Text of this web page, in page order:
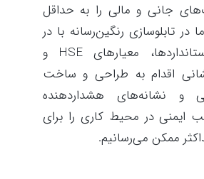
جانی و مالی را به حداقل
در تابلوسازی رنگین‌رسانه با در
نظر گرفتن استانداردها، معیارهای HSE و
اقدام به طراحی و ساخت
و نشانه‌های هشداردهنده
ایمنی در محیط کاری را برای
ممکن می‌رسانیم.